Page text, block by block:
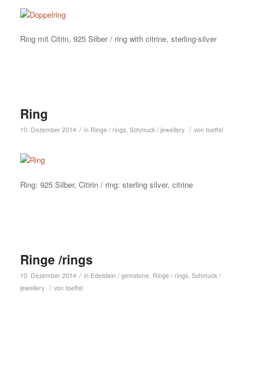
Ring mit Citrin, 925 Silber / ring with citrine, sterling-silver
Ring
10. Dezember 2014 / in Ringe / rings, Schmuck / jewellery / von toeffel
Ring: 925 Silber, Citirin / ring: sterling silver, citrine
Ringe /rings
10. Dezember 2014 / in Edelstein / gemstone, Ringe / rings, Schmuck /
jewellery / von toeffel